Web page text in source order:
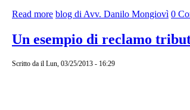
Read more about Esempi di lettere di messa in
blog di Avv. Danilo Mongiovì 0
Un esempio di reclamo
Scritto da il Lun, 03/25/2013 - 16:29